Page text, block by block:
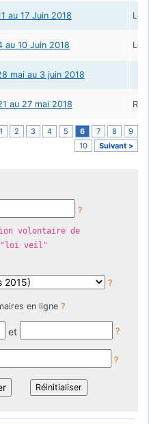
au 17 Juin 2018 Le
au 10 Juin 2018
mai au 3 juin 2018
au 27 mai 2018
1 2 3 4 5 6 7 8
9
10
Suivant >
?
volontaire de
-"loi veil"
?
en ligne ?
et ?
?